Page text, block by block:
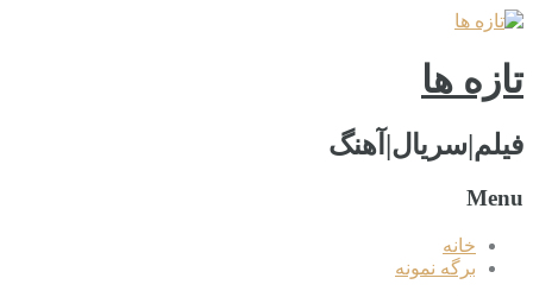
تازه ها
فیلم|سریال|آهنگ
Menu
خانه
برگه نمونه